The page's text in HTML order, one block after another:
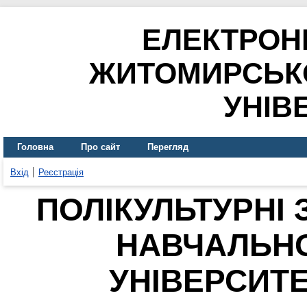
Головна Про сайт Перегляд
Вхід Реєстрація
ПОЛІКУЛЬТУРНІ